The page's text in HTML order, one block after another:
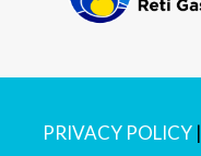
PRIVACY POLICY |